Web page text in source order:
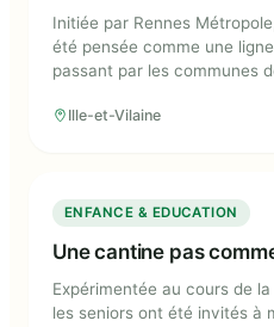
Initiée par Rennes
été pensée comme une
passant par les communes
temps réel de la présence
Ille-et-Vilaine
Une cantine pas
ENFANCE & EDUCATION
Une cantine pas
Expérimentée au cours de
les seniors ont été invités à